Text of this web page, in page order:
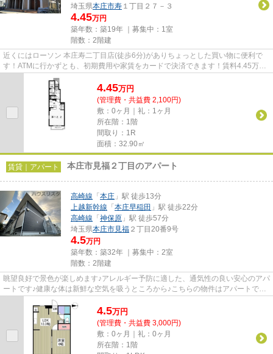
埼玉県本庄市寿 １丁目２７－３
4.45万円
築年数：築19年 ｜募集中： 1室
階数：2階建
近くにはローソン 本庄寿二丁目店(徒歩6分)がありちょっとした買い物に便利で
す！ATMに行かずとも、初期費用や家賃をカードで決済できます！賃料4.45万円
で利用することができる物件で...
4.45万円
(管理費・共益費 2,100円)
敷：0ヶ月｜礼：1ヶ月
所在階：1階
間取り：1R
面積：32.90㎡
賃貸｜アパート 本庄市見福２丁目のアパート
高崎線 「 本庄 」駅 徒歩13分
上越新幹線 「 本庄早稲田 」駅 徒歩22分
高崎線 「 神保原 」駅 徒歩57分
埼玉県本庄市見福 ２丁目20番9号
4.5万円
築年数：築32年 ｜募集中： 2室
階数：2階建
眺望良好で景色が楽しめます♪アレルギー予防に適した、通気性の良い安心のアパ
ートです♪健康な体は新鮮な空気を吸うところから♪こちらの物件はアパートです♪
家賃は月々4.5万円です♪本...
4.5万円
(管理費・共益費 3,000円)
敷：0ヶ月｜礼：0ヶ月
所在階：1階